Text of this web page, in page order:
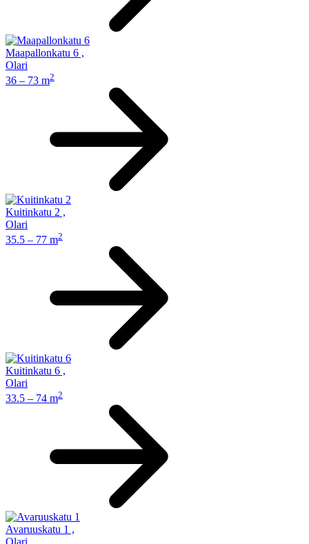
Maapallonkatu 6 ,
Olari
36 – 73 m2
Kuitinkatu 2 ,
Olari
35.5 – 77 m2
Kuitinkatu 6 ,
Olari
33.5 – 74 m2
Avaruuskatu 1 ,